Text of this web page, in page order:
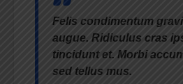
Felis condimentum
augue. Ridiculus cras
tincidunt et. Morbi
sed tellus mus.